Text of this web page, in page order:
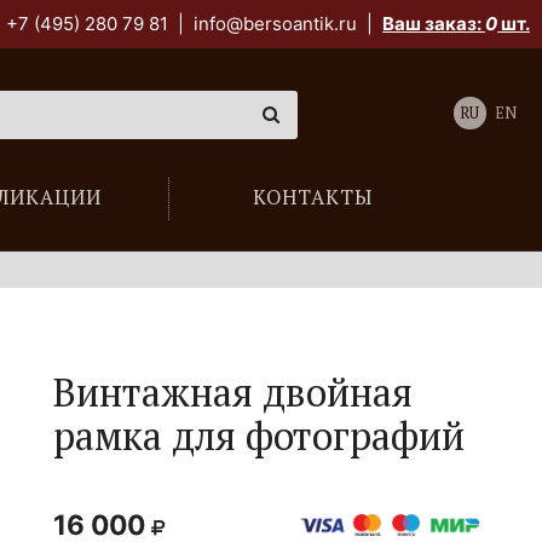
+7 (495) 280 79 81 info@bersoantik.ru Ваш заказ:0шт.
КОНТАКТЫ
RU EN
Винтажная двойная
рамка для фотографий
16 000